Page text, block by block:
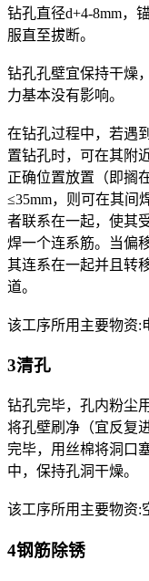
钻孔直径d+4-8mm，
服直至拔断。
钻孔孔壁宜保持干燥
力基本没有影响。
在钻孔过程中，若遇
置钻孔时，可在其附
正确位置放置（即搁
≤35mm，则可在其间
者联系在一起，使其
焊一个连系筋。当偏
其连系在一起并且转
道。
该工序所用主要物资:
3清孔
钻孔完毕，孔内粉尘
将孔壁刷净（宜反复
完毕，用丝棉将洞口
中，保持孔洞干燥。
该工序所用主要物资:
4钢筋除锈